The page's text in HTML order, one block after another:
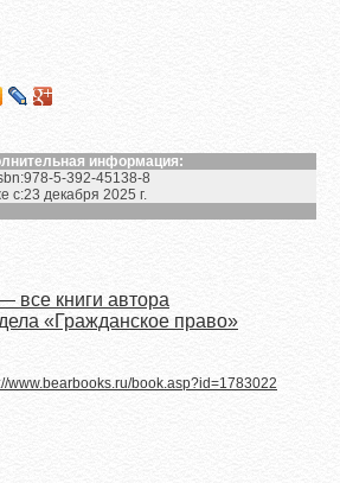
информация:
978-5-392-45138-8
с:23 декабря 2025 г.
все книги автора
«Гражданское право»
www.bearbooks.ru/book.asp?id=1783022